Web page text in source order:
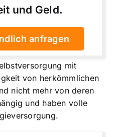
und Geld.
anfragen
mit
von herkömmlichen
nicht mehr von deren
und haben volle